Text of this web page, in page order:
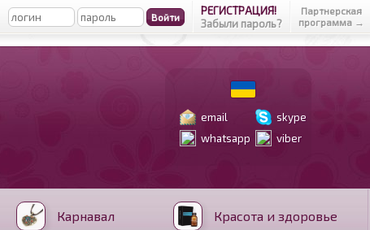
РЕГИСТРАЦИЯ!
Забыли пароль?
Партнерская
программа →
email
skype
whatsapp
viber
Карнавал Красота и здоровье